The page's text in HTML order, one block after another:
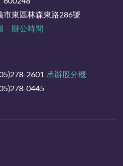
市東區林森東路286號
辦公時間
2601 承辦股分機
0445